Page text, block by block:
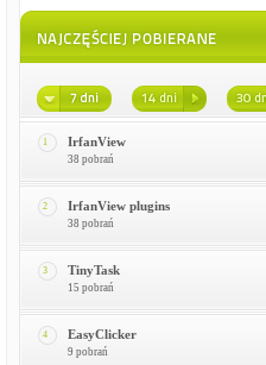
1 IrfanView
38 pobrań
2 IrfanView plugins
38 pobrań
3 TinyTask
15 pobrań
4 EasyClicker
9 pobrań